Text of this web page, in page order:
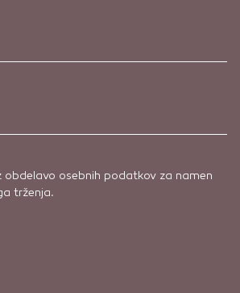
obdelavo osebnih podatkov za namen
trženja.